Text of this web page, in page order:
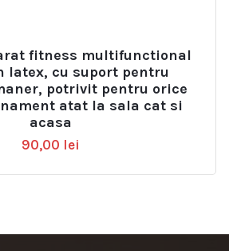
fitness multifunctional
latex, cu suport pentru
potrivit pentru orice
atat la sala cat si
acasa
90,00 lei